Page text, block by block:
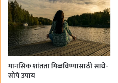
मानसिक शांतता मिळविण्यासाठी साधे-
सोपे उपाय